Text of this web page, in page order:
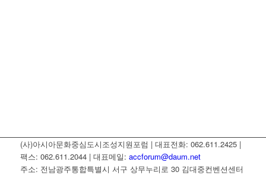
(사)아시아문화중심도시조성지원포럼 | 대표전화: 062.611.2425 |
팩스: 062.611.2044 | 대표메일: accforum@daum.net
주소: 전남광주통합특별시 서구 상무누리로 30 김대중컨벤션센터